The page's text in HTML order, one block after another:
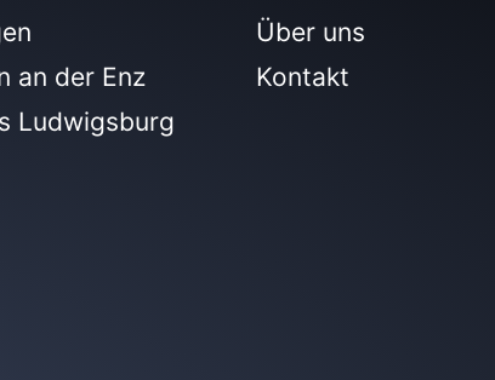
an der Enz
Ludwigsburg
Über uns
Kontakt